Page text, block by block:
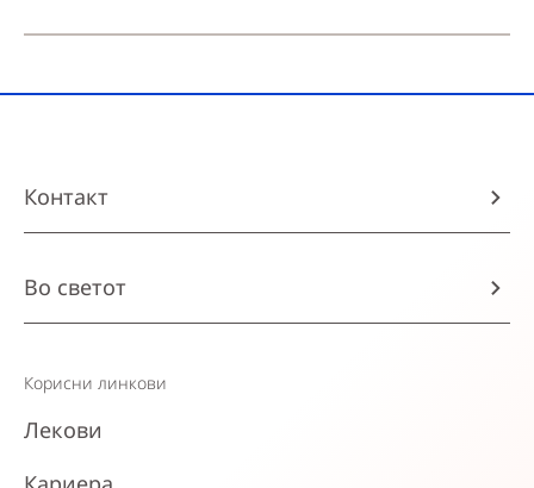
Контакт
Во светот
Корисни линкови
Лекови